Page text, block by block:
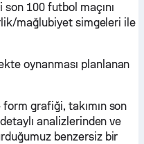
100 futbol maçını
mağlubiyet simgeleri ile
oynanması planlanan
grafiği, takımın son
analizlerinden ve
benzersiz bir